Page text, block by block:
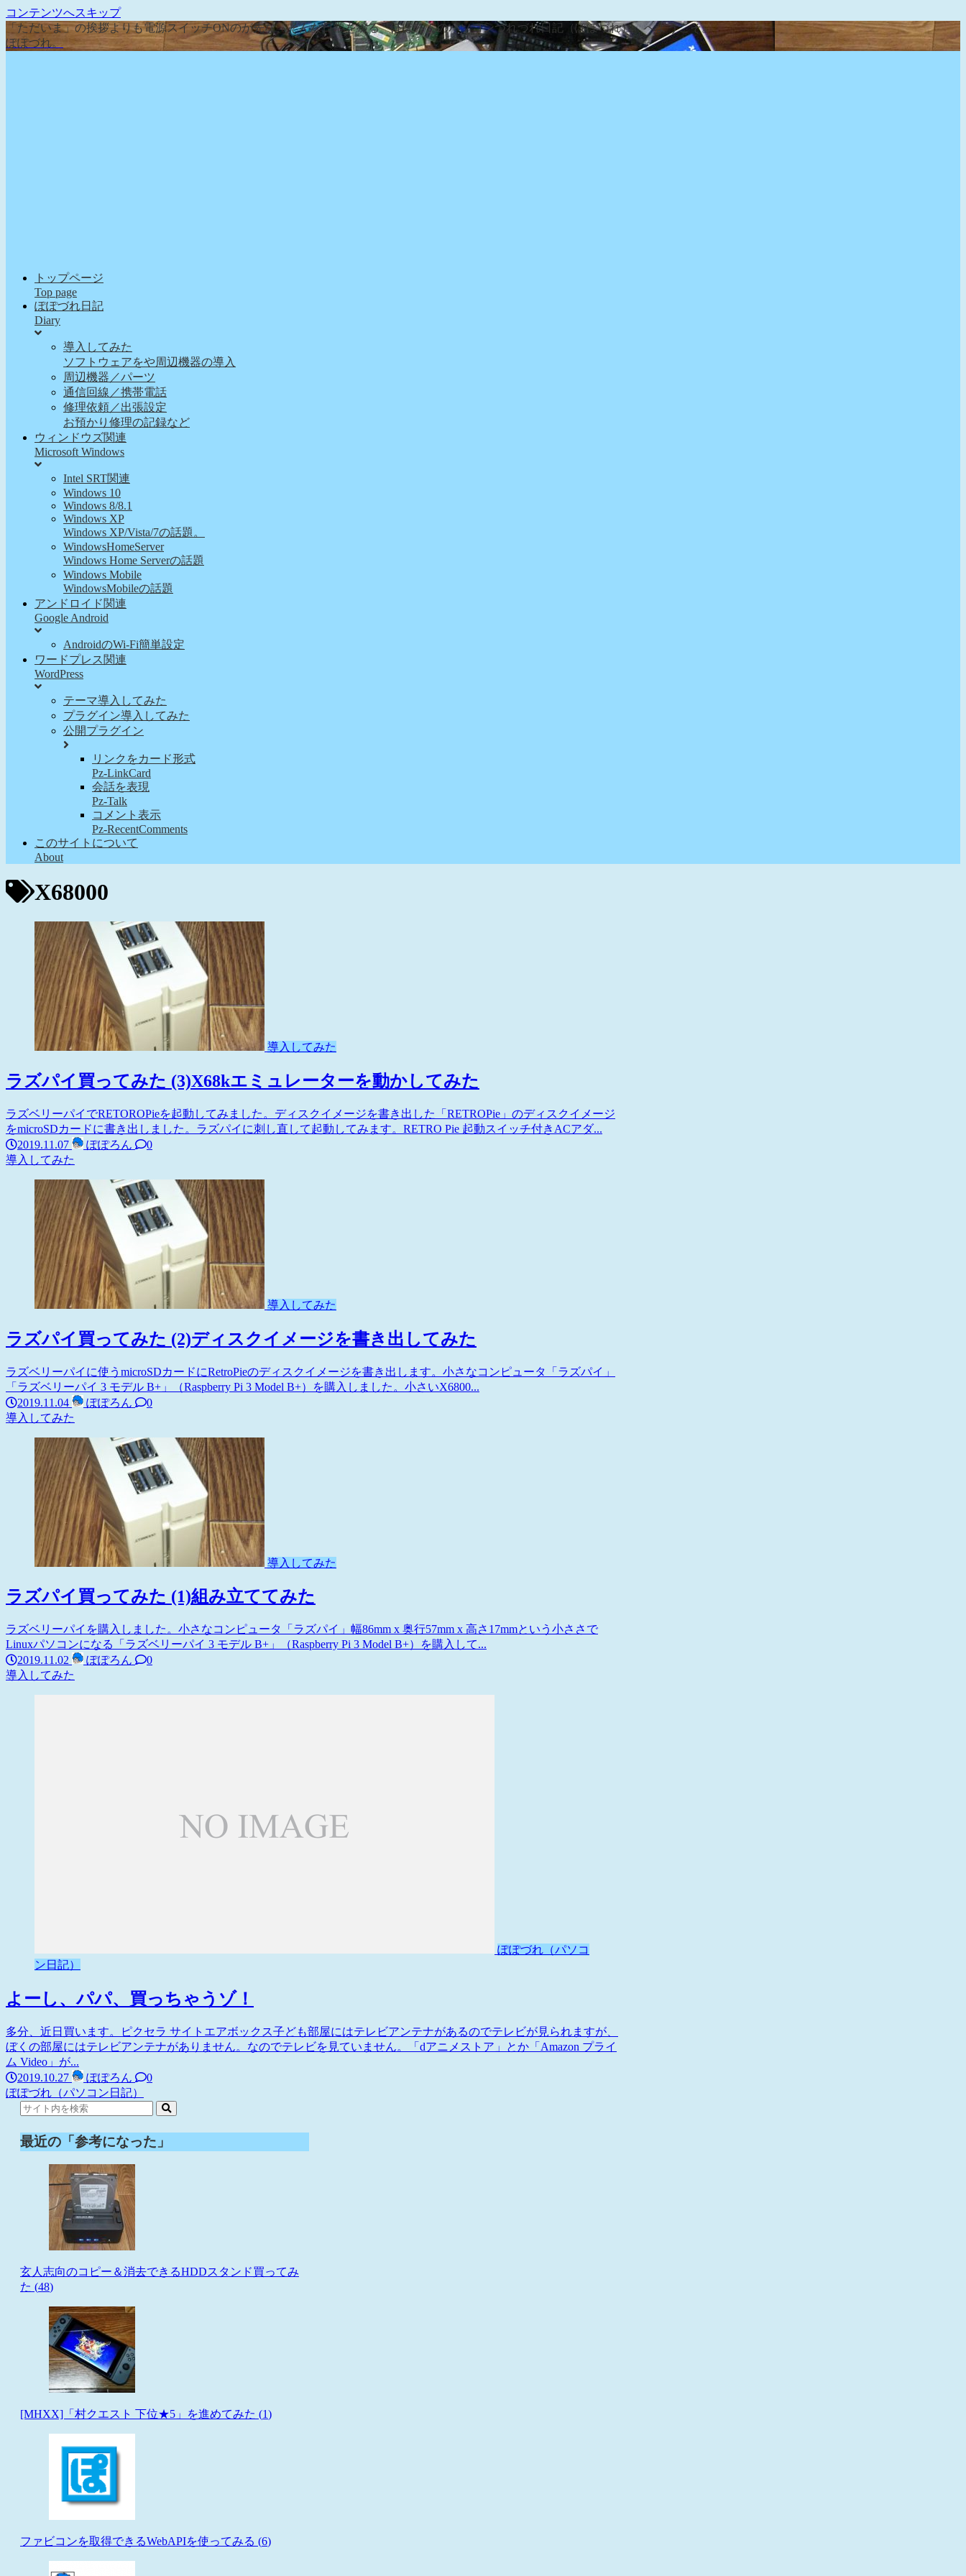
コンテンツへスキップ
「ただいま」の挨拶よりも電源スイッチONのが先な、そんな日常を綴る『ぽぽろんのパソコンつれづれ日記（ぽぽづれ）』へようこそ。
ぽぽづれ。
トップページ
Top page
ぽぽづれ日記
Diary
導入してみた
ソフトウェアをや周辺機器の導入
周辺機器／パーツ
通信回線／携帯電話
修理依頼／出張設定
お預かり修理の記録など
ウィンドウズ関連
Microsoft Windows
Intel SRT関連
Windows 10
Windows 8/8.1
Windows XP
Windows XP/Vista/7の話題。
WindowsHomeServer
Windows Home Serverの話題
Windows Mobile
WindowsMobileの話題
アンドロイド関連
Google Android
AndroidのWi-Fi簡単設定
ワードプレス関連
WordPress
テーマ導入してみた
プラグイン導入してみた
公開プラグイン
リンクをカード形式
Pz-LinkCard
会話を表現
Pz-Talk
コメント表示
Pz-RecentComments
このサイトについて
About
X68000
導入してみた
ラズパイ買ってみた (3)X68kエミュレーターを動かしてみた
ラズベリーパイでRETOROPieを起動してみました。ディスクイメージを書き出した「RETROPie」のディスクイメージ
をmicroSDカードに書き出しました。ラズパイに刺し直して起動してみます。RETRO Pie 起動スイッチ付きACアダ...
2019.11.07
ぽぽろん
0
導入してみた
導入してみた
ラズパイ買ってみた (2)ディスクイメージを書き出してみた
ラズベリーパイに使うmicroSDカードにRetroPieのディスクイメージを書き出します。小さなコンピュータ「ラズパイ」
「ラズベリーパイ 3 モデル B+」（Raspberry Pi 3 Model B+）を購入しました。小さいX6800...
2019.11.04
ぽぽろん
0
導入してみた
導入してみた
ラズパイ買ってみた (1)組み立ててみた
ラズベリーパイを購入しました。小さなコンピュータ「ラズパイ」幅86mm x 奥行57mm x 高さ17mmという小ささで
Linuxパソコンになる「ラズベリーパイ 3 モデル B+」（Raspberry Pi 3 Model B+）を購入して...
2019.11.02
ぽぽろん
0
導入してみた
ぽぽづれ（パソコ
ン日記）
よーし、パパ、買っちゃうゾ！
多分、近日買います。ピクセラ サイトエアボックス子ども部屋にはテレビアンテナがあるのでテレビが見られますが、
ぼくの部屋にはテレビアンテナがありません。なのでテレビを見ていません。「dアニメストア」とか「Amazon プライ
ム Video」が...
2019.10.27
ぽぽろん
0
ぽぽづれ（パソコン日記）
最近の「参考になった」
玄人志向のコピー＆消去できるHDDスタンド買ってみ
た (48)
[MHXX]「村クエスト 下位★5」を進めてみた (1)
ファビコンを取得できるWebAPIを使ってみる (6)